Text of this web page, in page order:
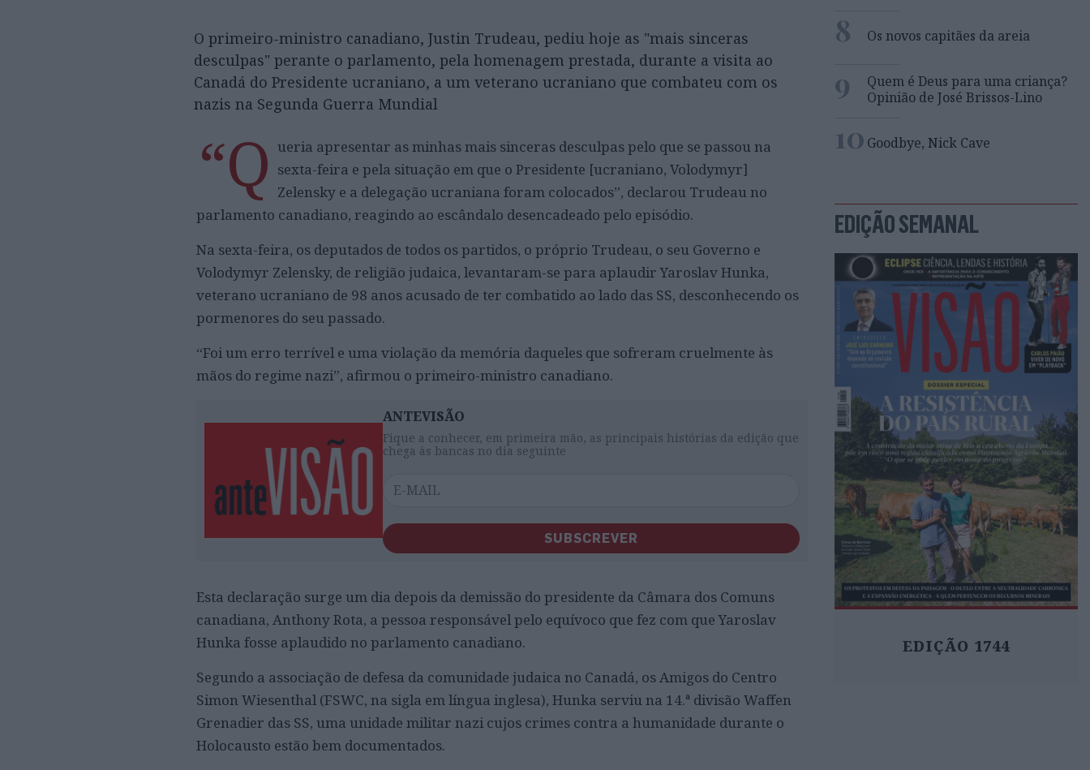
O primeiro-ministro canadiano, Justin Trudeau, pediu hoje as "mais sinceras
desculpas" perante o parlamento, pela homenagem prestada, durante a visita ao
Canadá do Presidente ucraniano, a um veterano ucraniano que combateu com os
nazis na Segunda Guerra Mundial
“Q ueria apresentar as minhas mais sinceras desculpas pelo que se passou na
sexta-feira e pela situação em que o Presidente [ucraniano, Volodymyr]
Zelensky e a delegação ucraniana foram colocados”, declarou Trudeau no
parlamento canadiano, reagindo ao escândalo desencadeado pelo episódio.
Na sexta-feira, os deputados de todos os partidos, o próprio Trudeau, o seu Governo e
Volodymyr Zelensky, de religião judaica, levantaram-se para aplaudir Yaroslav Hunka,
veterano ucraniano de 98 anos acusado de ter combatido ao lado das SS, desconhecendo os
pormenores do seu passado.
“Foi um erro terrível e uma violação da memória daqueles que sofreram cruelmente às
mãos do regime nazi”, afirmou o primeiro-ministro canadiano.
ANTEVISÃO
Fique a conhecer, em primeira mão, as principais histórias da edição que
chega às bancas no dia seguinte
SUBSCREVER
Esta declaração surge um dia depois da demissão do presidente da Câmara dos Comuns
canadiana, Anthony Rota, a pessoa responsável pelo equívoco que fez com que Yaroslav
Hunka fosse aplaudido no parlamento canadiano.
Segundo a associação de defesa da comunidade judaica no Canadá, os Amigos do Centro
Simon Wiesenthal (FSWC, na sigla em língua inglesa), Hunka serviu na 14.ª divisão Waffen
Grenadier das SS, uma unidade militar nazi cujos crimes contra a humanidade durante o
Holocausto estão bem documentados.
8 Os novos capitães da areia
9
Quem é Deus para uma criança?
Opinião de José Brissos-Lino
10 Goodbye, Nick Cave
EDIÇÃO SEMANAL
EDIÇÃO 1744